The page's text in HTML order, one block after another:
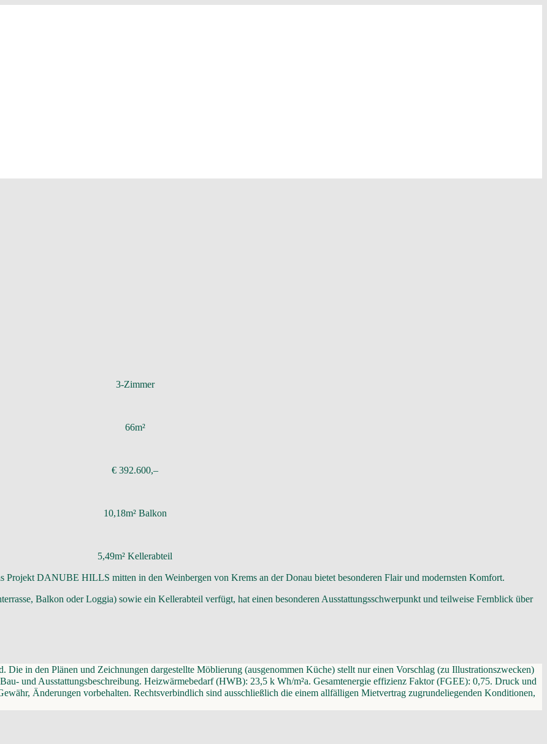
3-Zimmer
66m²
€ 392.600,–
10,18m² Balkon
5,49m² Kellerabteil
Projekt DANUBE HILLS mitten in den Weinbergen von Krems an der Donau bietet besonderen Flair und modernsten Komfort.
Balkon oder Loggia) sowie ein Kellerabteil verfügt, hat einen besonderen Ausstattungsschwerpunkt und teilweise Fernblick über
Die in den Plänen und Zeichnungen dargestellte Möblierung (ausgenommen Küche) stellt nur einen Vorschlag (zu Illustrationszwecken)
und Ausstattungsbeschreibung. Heizwärmebedarf (HWB): 23,5 k Wh/m²a. Gesamtenergie effizienz Faktor (FGEE): 0,75. Druck und
Änderungen vorbehalten. Rechtsverbindlich sind ausschließlich die einem allfälligen Mietvertrag zugrundeliegenden Konditionen,